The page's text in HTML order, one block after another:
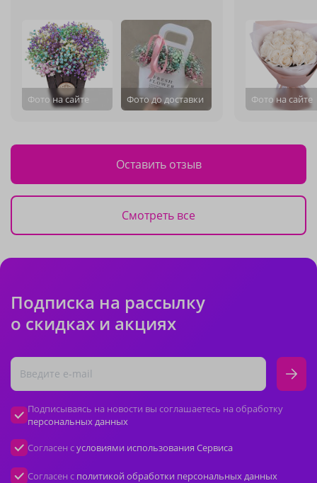
Фото на сайте Фото до доставки Фото на сайте
Оставить отзыв
Смотреть все
Подписка на рассылку
о скидках и акциях
Подписываясь на новости вы соглашаетесь на обработку
персональных данных
Согласен сусловиями использования Сервиса
Согласен с политикой обработки персональных данных